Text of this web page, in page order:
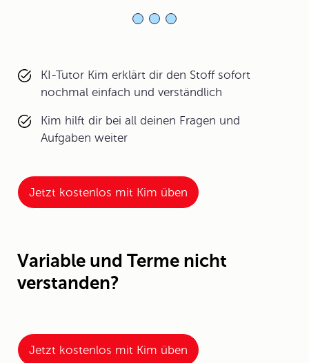
KI-Tutor Kim erklärt dir den Stoff sofort
nochmal einfach und verständlich
Kim hilft dir bei all deinen Fragen und
Aufgaben weiter
Jetzt kostenlos mit Kim üben
Variable und Terme nicht
verstanden?
Jetzt kostenlos mit Kim üben